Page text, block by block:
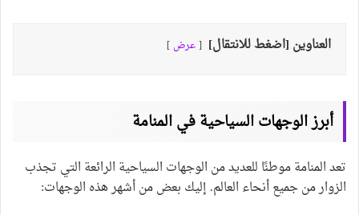
العناوين [اضغط للانتقال] عرض
أبرز الوجهات السياحية في المنامة
تعد المنامة موطنًا للعديد من الوجهات السياحية الرائعة التي تجذب
الزوار من جميع أنحاء العالم. إليك بعض من أشهر هذه الوجهات: